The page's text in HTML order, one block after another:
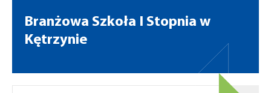
Branżowa Szkoła I Stopnia w
Kętrzynie